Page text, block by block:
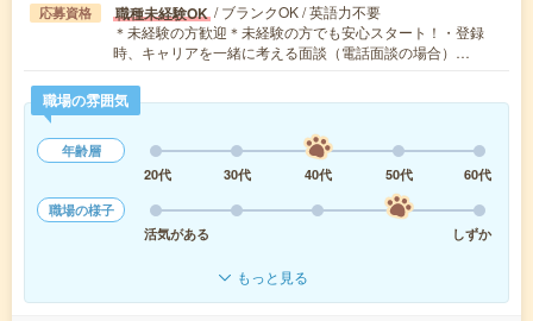
応募資格 職種未経験OK / ブランクOK / 英語力不要
＊未経験の方歓迎＊未経験の方でも安心スタート！・登録
時、キャリアを一緒に考える面談（電話面談の場合）…
職場の雰囲気
年齢層
20代
30代 40代 50代
60代
職場の様子
活気がある
しずか
もっと見る